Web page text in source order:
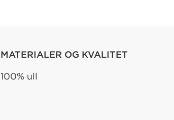
MATERIALER OG KVALITET
100% ull